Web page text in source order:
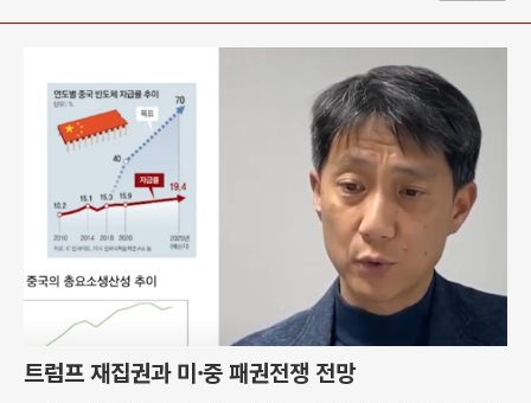
트럼프 재집권과 미·중 패권전쟁 전망